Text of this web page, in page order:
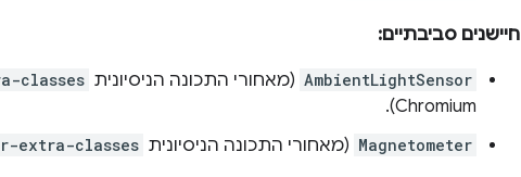
חיישנים סביבתיים:
AmbientLightSensor (מאחורי התכונה הניסיונית classes
Chromium).
Magnetometer (מאחורי התכונה הניסיונית extra-classes